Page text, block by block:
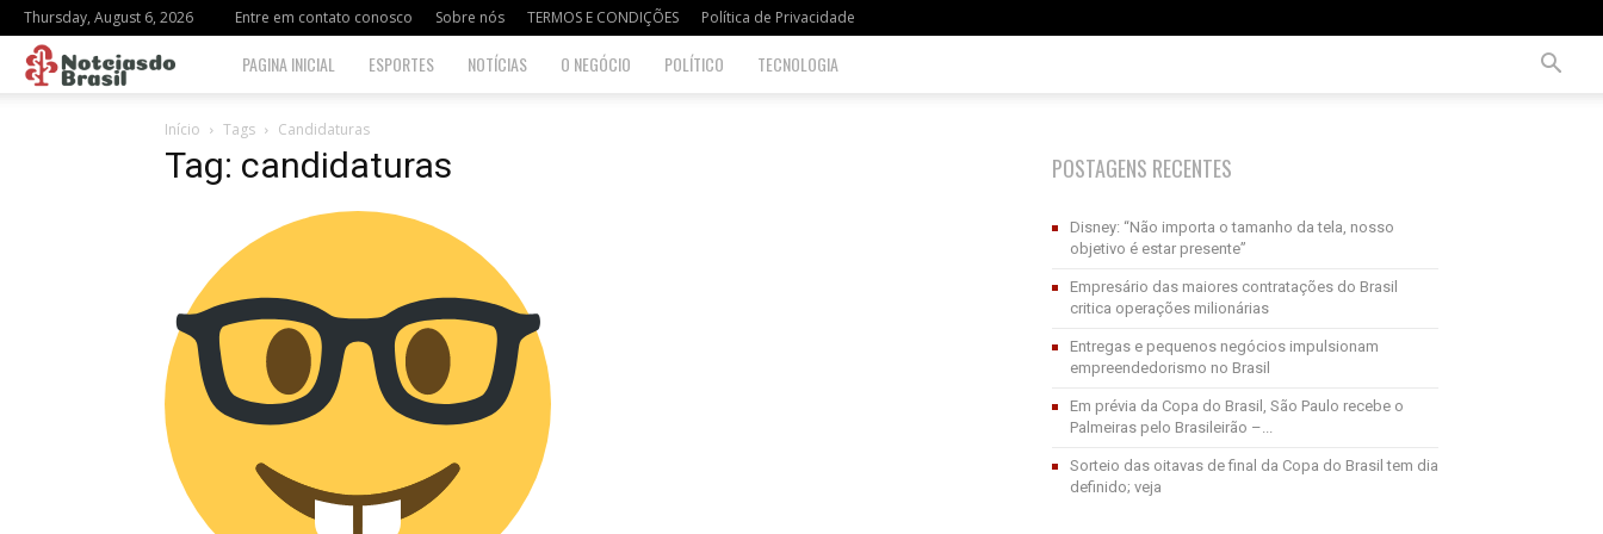
Thursday, August 6, 2026 Entre em contato conosco Sobre nós TERMOS E CONDIÇÕES Política de Privacidade
Notciasdo
Brasil
PAGINA INICIAL ESPORTES NOTÍCIAS O NEGÓCIO POLÍTICO TECNOLOGIA
Início Tags Candidaturas
Tag: candidaturas POSTAGENS RECENTES
Disney: “Não importa o tamanho da tela, nosso
objetivo é estar presente”
Empresário das maiores contratações do Brasil
critica operações milionárias
Entregas e pequenos negócios impulsionam
empreendedorismo no Brasil
Em prévia da Copa do Brasil, São Paulo recebe o
Palmeiras pelo Brasileirão –...
Sorteio das oitavas de final da Copa do Brasil tem dia
definido; veja